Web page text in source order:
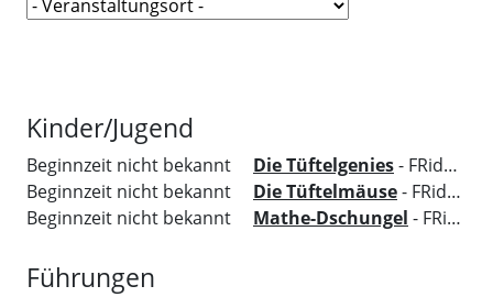
Kinder/Jugend
Beginnzeit nicht bekannt Die Tüftelgenies- FRida&freD - Das Grazer Kindermuseum
Beginnzeit nicht bekannt
Die Tüftelmäuse- FRida&freD - Das Grazer Kindermuseum
Beginnzeit nicht bekannt
Mathe-Dschungel - FRida&freD - Das Grazer Kindermuseum
Führungen